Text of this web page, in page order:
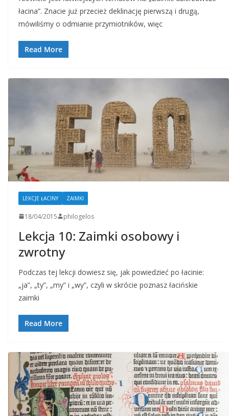
łacina”. Znacie już przecież deklinację pierwszą i drugą,
mówiliśmy o odmianie przymiotników, więc
Read More
LEKCJE ŁACINY ZAIMKI
18/04/2015 philogelos
Lekcja 10: Zaimki osobowy i
zwrotny
Podczas tej lekcji dowiesz się, jak powiedzieć po łacinie:
„ja”, „ty”, „my” i „wy”, czyli w skrócie poznasz łacińskie
zaimki
Read More